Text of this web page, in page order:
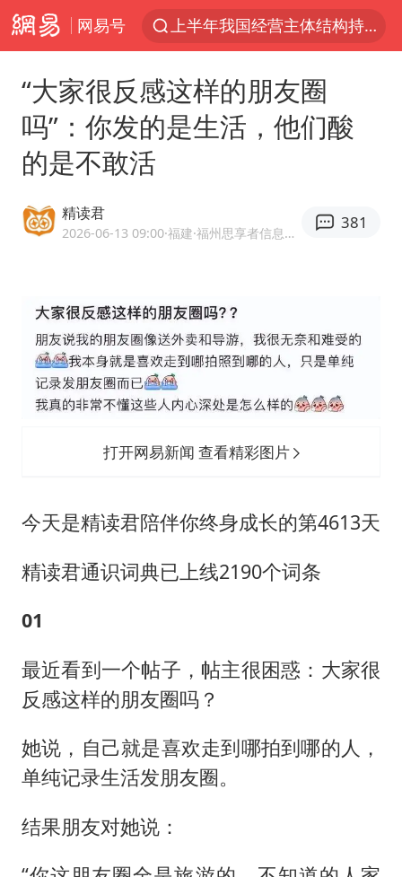
网易号
上半年我国经营主体结构持续优化
王艺迪无缘横滨赛决赛
中国第1高楼阻尼器摆动明显
《龙餐馆》 冲奖
2025年小学教师减少13.19万
“大家很反感这样的朋友圈
吗”：你发的是生活，他们酸
的是不敢活
精读君
2026-06-13 09:00·福建 ·福州思享者信息科技有限公司
381
打开网易新闻 查看精彩图片
今天是精读君陪伴你终身成长的第4613天
精读君通识词典已上线2190个词条
01
最近看到一个帖子，帖主很困惑：大家很
反感这样的朋友圈吗？
她说，自己就是喜欢走到哪拍到哪的人，
单纯记录生活发朋友圈。
结果朋友对她说：